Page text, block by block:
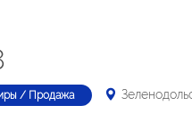
/ Продажа